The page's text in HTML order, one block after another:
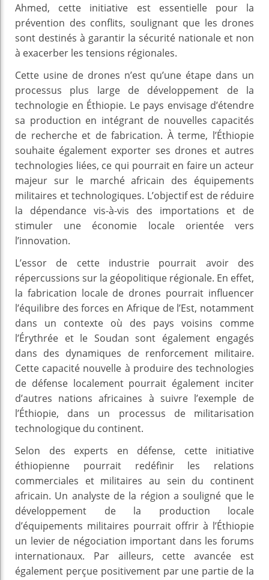
Ahmed, cette initiative est essentielle pour la
prévention des conflits, soulignant que les drones
sont destinés à garantir la sécurité nationale et non
à exacerber les tensions régionales.
Cette usine de drones n’est qu’une étape dans un
processus plus large de développement de la
technologie en Éthiopie. Le pays envisage d’étendre
sa production en intégrant de nouvelles capacités
de recherche et de fabrication. À terme, l’Éthiopie
souhaite également exporter ses drones et autres
technologies liées, ce qui pourrait en faire un acteur
majeur sur le marché africain des équipements
militaires et technologiques. L’objectif est de réduire
la dépendance vis-à-vis des importations et de
stimuler une économie locale orientée vers
l’innovation.
L’essor de cette industrie pourrait avoir des
répercussions sur la géopolitique régionale. En effet,
la fabrication locale de drones pourrait influencer
l’équilibre des forces en Afrique de l’Est, notamment
dans un contexte où des pays voisins comme
l’Érythrée et le Soudan sont également engagés
dans des dynamiques de renforcement militaire.
Cette capacité nouvelle à produire des technologies
de défense localement pourrait également inciter
d’autres nations africaines à suivre l’exemple de
l’Éthiopie, dans un processus de militarisation
technologique du continent.
Selon des experts en défense, cette initiative
éthiopienne pourrait redéfinir les relations
commerciales et militaires au sein du continent
africain. Un analyste de la région a souligné que le
développement de la production locale
d’équipements militaires pourrait offrir à l’Éthiopie
un levier de négociation important dans les forums
internationaux. Par ailleurs, cette avancée est
également perçue positivement par une partie de la